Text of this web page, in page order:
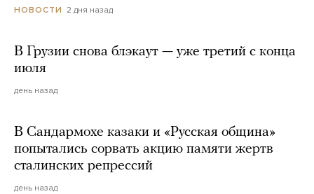
НОВОСТИ 2 дня назад
В Грузии снова блэкаут — уже третий с конца
июля
день назад
В Сандармохе казаки и «Русская община»
попытались сорвать акцию памяти жертв
сталинских репрессий
день назад